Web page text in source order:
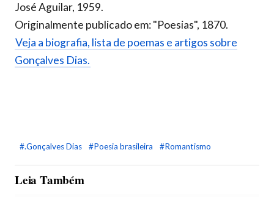
José Aguilar, 1959.
Originalmente publicado em: "Poesias", 1870.
Veja a biografia, lista de poemas e artigos sobre
Gonçalves Dias.
#.Gonçalves Dias #Poesia brasileira #Romantismo
Leia Também